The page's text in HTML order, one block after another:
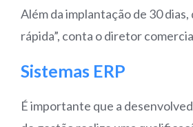
Além da implantação de 30
rápida”, conta o diretor
Sistemas ERP
É importante que a